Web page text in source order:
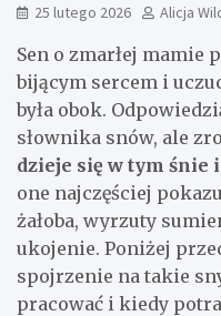
25 lutego 2026 Alicja
Sen o zmarłej mamie
bijącym sercem i
była obok.
słownika snów, ale
dzieje się w tym śnie
one najczęściej
żałoba, wyrzuty
ukojenie. Poniżej
spojrzenie na takie
pracować i kiedy